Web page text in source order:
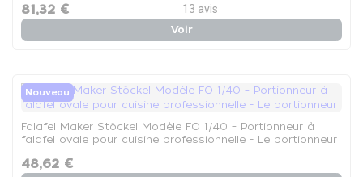
13 avis
81,32 €
Voir
Nouveau
Falafel Maker Stöckel Modèle FO 1/40 – Portionneur à
falafel ovale pour cuisine professionnelle - Le portionneur
48,62 €